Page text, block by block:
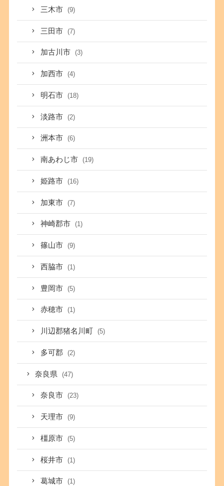
三木市 (9)
三田市 (7)
加古川市 (3)
加西市 (4)
明石市 (18)
淡路市 (2)
洲本市 (6)
南あわじ市 (19)
姫路市 (16)
加東市 (7)
神崎郡市 (1)
篠山市 (9)
西脇市 (1)
豊岡市 (5)
赤穂市 (1)
川辺郡猪名川町 (5)
多可郡 (2)
奈良県 (47)
奈良市 (23)
天理市 (9)
橿原市 (5)
桜井市 (1)
葛城市 (1)